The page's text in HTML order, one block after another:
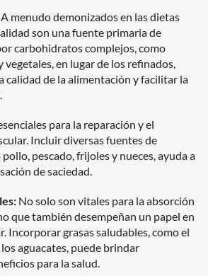
A menudo demonizados en las dietas
son una fuente primaria de
carbohidratos complejos, como
vegetales, en lugar de los refinados,
calidad de la alimentación y facilitar la
para la reparación y el
Incluir diversas fuentes de
pescado, frijoles y nueces, ayuda a
de saciedad.
No solo son vitales para la absorción
que también desempeñan un papel en
Incorporar grasas saludables, como el
aguacates, puede brindar
para la salud.